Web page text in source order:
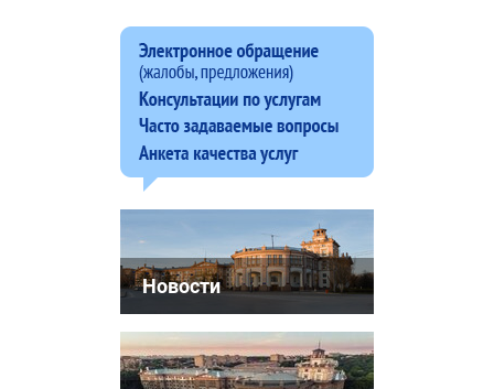
Новости